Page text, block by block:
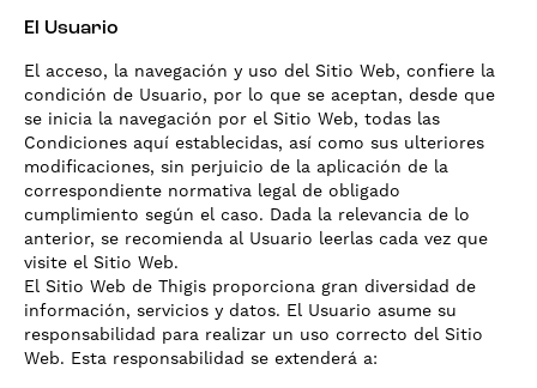
El Usuario
El acceso, la navegación y uso del Sitio Web, confiere la
condición de Usuario, por lo que se aceptan, desde que
se inicia la navegación por el Sitio Web, todas las
Condiciones aquí establecidas, así como sus ulteriores
modificaciones, sin perjuicio de la aplicación de la
correspondiente normativa legal de obligado
cumplimiento según el caso. Dada la relevancia de lo
anterior, se recomienda al Usuario leerlas cada vez que
visite el Sitio Web.
El Sitio Web de Thigis proporciona gran diversidad de
información, servicios y datos. El Usuario asume su
responsabilidad para realizar un uso correcto del Sitio
Web. Esta responsabilidad se extenderá a: